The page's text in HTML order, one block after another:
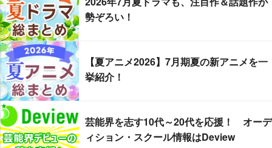
勢ぞろい！
【夏アニメ2026】7月期夏の新アニメを一
挙紹介！
芸能界を志す10代～20代を応援！ オーデ
ィション・スクール情報はDeview